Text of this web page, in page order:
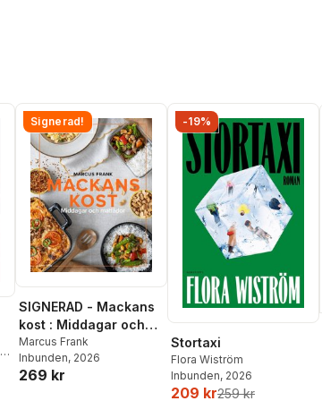
Signerad!
SIGNERAD - Mackans
kost : Middagar och
matlådor
Marcus Frank
Inbunden, 2026
269 kr
-19%
Stortaxi
Flora Wiström
Inbunden, 2026
209 kr259 kr